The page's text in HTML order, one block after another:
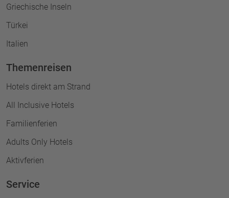
Griechische Inseln
Türkei
Italien
Themenreisen
Hotels direkt am Strand
All Inclusive Hotels
Familienferien
Adults Only Hotels
Aktivferien
Service